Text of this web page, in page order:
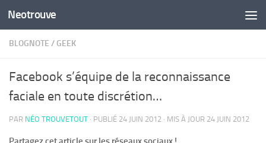
Skip to content
Neotrouve
BLOGNOTE / GEEK
Facebook s’équipe de la reconnaissance
faciale en toute discrétion…
PAR NÉO TROUVETOUT · PUBLIÉ 24 JUIN 2012 · MIS À JOUR 24 JUIN 2012